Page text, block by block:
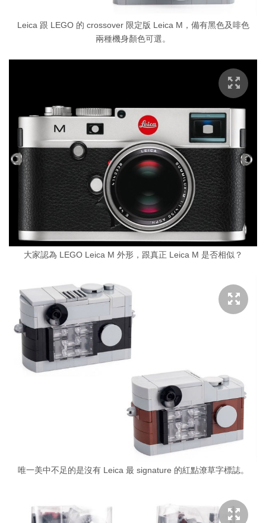
Leica 跟 LEGO 的 crossover 限定版 Leica M，備有黑色及啡色
兩種機身顏色可選。
大家認為 LEGO Leica M 外形，跟真正 Leica M 是否相似？
唯一美中不足的是沒有 Leica 最 signature 的紅點潦草字標誌。